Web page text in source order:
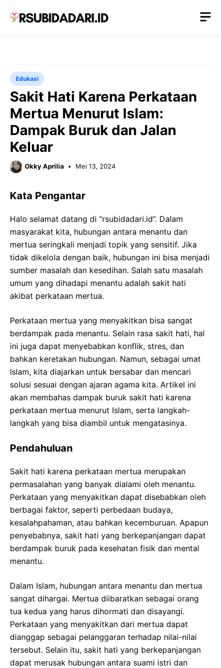
Edukasi
Sakit Hati Karena Perkataan
Mertua Menurut Islam:
Dampak Buruk dan Jalan
Keluar
Okky Aprilia Mei 13, 2024
Kata Pengantar
Halo selamat datang di “rsubidadari.id”. Dalam
masyarakat kita, hubungan antara menantu dan
mertua seringkali menjadi topik yang sensitif. Jika
tidak dikelola dengan baik, hubungan ini bisa menjadi
sumber masalah dan kesedihan. Salah satu masalah
umum yang dihadapi menantu adalah sakit hati
akibat perkataan mertua.
Perkataan mertua yang menyakitkan bisa sangat
berdampak pada menantu. Selain rasa sakit hati, hal
ini juga dapat menyebabkan konflik, stres, dan
bahkan keretakan hubungan. Namun, sebagai umat
Islam, kita diajarkan untuk bersabar dan mencari
solusi sesuai dengan ajaran agama kita. Artikel ini
akan membahas dampak buruk sakit hati karena
perkataan mertua menurut Islam, serta langkah-
langkah yang bisa diambil untuk mengatasinya.
Pendahuluan
Sakit hati karena perkataan mertua merupakan
permasalahan yang banyak dialami oleh menantu.
Perkataan yang menyakitkan dapat disebabkan oleh
berbagai faktor, seperti perbedaan budaya,
kesalahpahaman, atau bahkan kecemburuan. Apapun
penyebabnya, sakit hati yang berkepanjangan dapat
berdampak buruk pada kesehatan fisik dan mental
menantu.
Dalam Islam, hubungan antara menantu dan mertua
sangat dihargai. Mertua diibaratkan sebagai orang
tua kedua yang harus dihormati dan disayangi.
Perkataan yang menyakitkan dari mertua dapat
dianggap sebagai pelanggaran terhadap nilai-nilai
tersebut. Selain itu, sakit hati yang berkepanjangan
dapat merusak hubungan antara suami istri dan